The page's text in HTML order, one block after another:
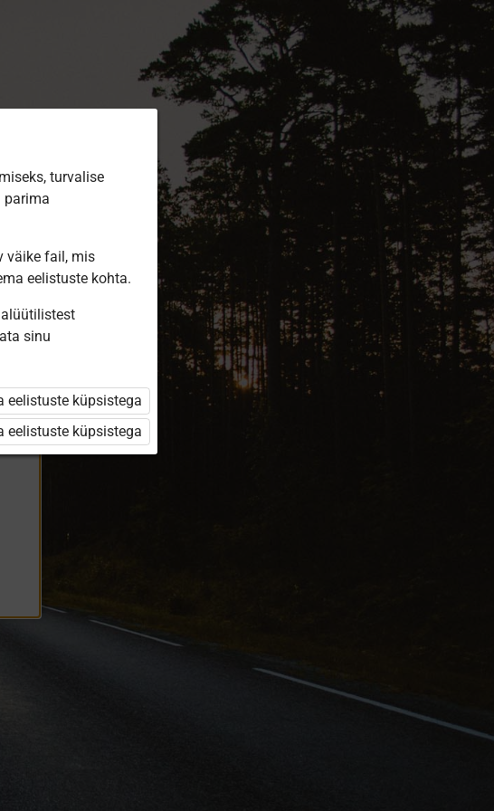
turvalise
parima
väike fail, mis
eelistuste kohta.
sinu
eelistuste küpsistega
eelistuste küpsistega